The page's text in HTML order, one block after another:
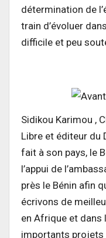
détermination de
train d’évoluer
difficile et peu
Sidikou Karimou ,
Libre et éditeur du
fait à son pays, le
l’appui de
près le Bénin afin
écrivons de
en Afrique et dans
importants projets